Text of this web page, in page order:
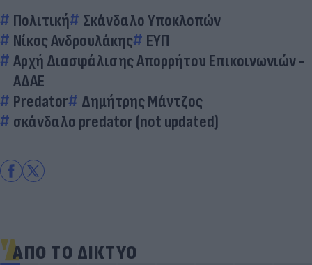
Πολιτική
Σκάνδαλο Υποκλοπών
Νίκος Ανδρουλάκης
ΕΥΠ
Αρχή Διασφάλισης Απορρήτου Επικοινωνιών -
ΑΔΑΕ
Predator
Δημήτρης Μάντζος
σκάνδαλο predator (not updated)
ΑΠΟ ΤΟ ΔΙΚΤΥΟ